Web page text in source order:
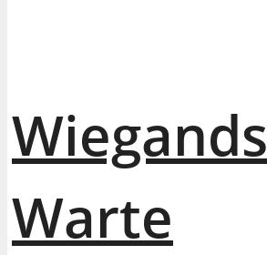
Wiegands
Warte